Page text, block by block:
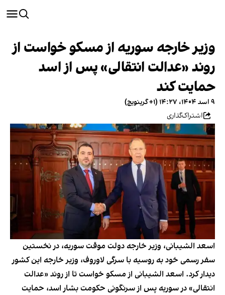
وزیر خارجه سوریه از مسکو خواست از
روند «عدالت انتقالی» پس از اسد
حمایت کند
۹ اسد ۱۴۰۴، ۱۴:۲۷ (‎+۱ گرینویچ)
اشتراک‌گذاری
اسعد الشیبانی، وزیر خارجه دولت موقت سوریه، در نخستین
سفر رسمی خود به روسیه با سرگی لاوروف، وزیر خارجه این کشور
دیدار کرد. اسعد الشیبانی از مسکو خواست تا از روند «عدالت
انتقالی» در سوریه پس از سرنگونی حکومت بشار اسد، حمایت